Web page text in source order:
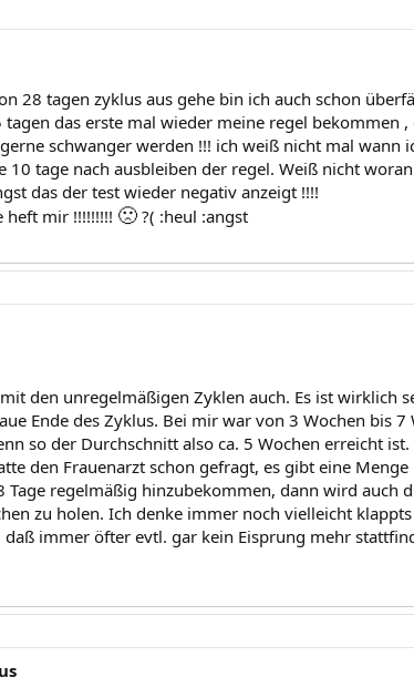
28 tagen zyklus aus gehe bin ich auch schon
tagen das erste mal wieder meine regel bekommen
schwanger werden !!! ich weiß nicht mal wann
tage nach ausbleiben der regel. Weiß nicht
das der test wieder negativ anzeigt !!!!
heft mir !!!!!!!!! 🙁 ?( :heul :angst
den unregelmäßigen Zyklen auch. Es ist wirklich
Ende des Zyklus. Bei mir war von 3 Wochen bis
so der Durchschnitt also ca. 5 Wochen erreicht
den Frauenarzt schon gefragt, es gibt eine
Tage regelmäßig hinzubekommen, dann wird auch
zu holen. Ich denke immer noch vielleicht
daß immer öfter evtl. gar kein Eisprung mehr